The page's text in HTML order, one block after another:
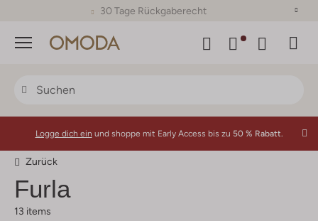
30 Tage Rückgaberecht
Menü
Logge dich ein und shoppe mit Early Access bis zu 50 % Rabatt.
Zurück
Furla
13 items